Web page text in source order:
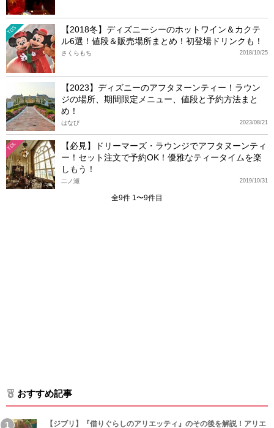
TDS
【2018冬】ディズニーシーのホットワイン＆カクテ
ル6選！値段＆販売場所まとめ！初登場ドリンクも！
2018/10/25
さくらもち
【2023】ディズニーのアフタヌーンティー！ラウン
ジの場所、期間限定メニュー、値段と予約方法まと
め！
2023/08/21
はなび
TDL
【必見】ドリーマーズ・ラウンジでアフタヌーンティ
ー！セット注文で予約OK！優雅なティータイムを楽
しもう！
2019/10/31
二ノ瀬
全9件 1〜9件目
おすすめ記事
【ジブリ】『借りぐらしのアリエッティ』のその後を解説！アリエ